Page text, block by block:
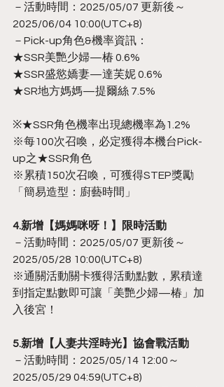
－活動時間：2025/05/07 更新後～
2025/06/04 10:00(UTC+8)
－Pick-up角色&機率資訊：
★SSR美艷少婦—椿 0.6%
★SSR盛慾嬌妻—達芙妮 0.6%
★SR地方媽媽—提爾絲 7.5%
※★SSR角色機率出現總機率為1.2%
※每100次召喚，必定獲得本機台Pick-
up之★SSR角色
※累積150次召喚，可獲得STEP獎勵
「簡易造型：廚藝時間」
4.新增【媽媽咪呀！】限時活動
－活動時間：2025/05/07 更新後～
2025/05/28 10:00(UTC+8)
※通關活動關卡獲得活動點數，累積達
到指定點數即可讓「美艷少婦—椿」加
入後宮！
5.新增【人妻共淫時光】協會戰活動
－活動時間：2025/05/14 12:00～
2025/05/29 04:59(UTC+8)